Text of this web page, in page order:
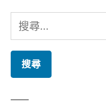
搜
尋
鍵
字: